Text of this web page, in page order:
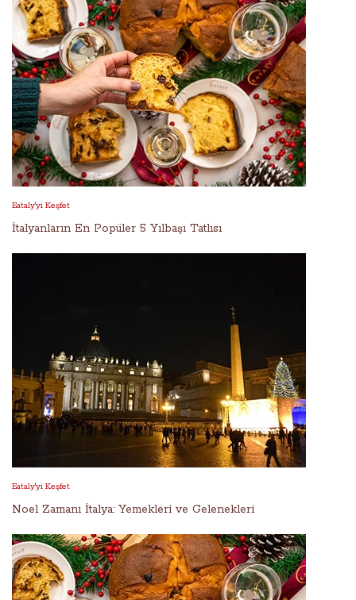
Eataly'yi Keşfet
İtalyanların En Popüler 5 Yılbaşı Tatlısı
Eataly'yi Keşfet
Noel Zamanı İtalya: Yemekleri ve Gelenekleri